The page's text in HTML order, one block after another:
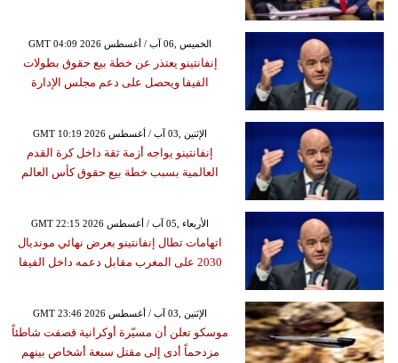
GMT 04:09 2026 الخميس ,06 آب / أغسطس
إنفانتينو يعتذر عن خطة بيع حقوق بطولات
الفيفا ويحصل على دعم مجلس الإدارة
GMT 10:19 2026 الإثنين ,03 آب / أغسطس
إنفانتينو يواجه أزمة ثقة داخل كرة القدم
العالمية بسبب خطة بيع حقوق كأس العالم
GMT 22:15 2026 الأربعاء ,05 آب / أغسطس
اتهامات تطال إنفانتينو بعرض نهائي مونديال
2030 على المغرب مقابل دعمه داخل الفيفا
GMT 23:46 2026 الإثنين ,03 آب / أغسطس
موسكو تعلن أن مسيّرة أوكرانية قصفت شاطئاً
مزدحماً أدى إلى مقتل سبعة أشخاص بينهم